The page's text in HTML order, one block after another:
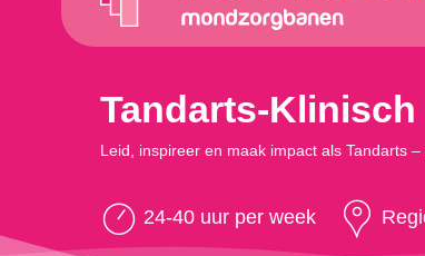
Tandarts-
Leid, inspireer en maak impact als Tandarts
24-40 uur per week